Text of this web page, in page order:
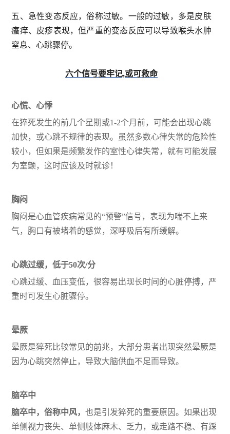
五、急性变态反应，俗称过敏。一般的过敏，多是皮肤
瘙痒、皮疹表现，但严重的变态反应可以导致喉头水肿
窒息、心跳骤停。
六个信号要牢记,或可救命
心慌、心悸
在猝死发生的前几个星期或1-2个月前，可能会出现心跳
加快，或心跳不规律的表现。虽然多数心律失常的危险性
较小，但如果是频繁发作的室性心律失常，就有可能发展
为室颤，这时应该及时就诊！
胸闷
胸闷是心血管疾病常见的“预警”信号，表现为喘不上来
气，胸口有被堵着的感觉，深呼吸后有所缓解。
心跳过缓，低于50次/分
心跳过缓、血压变低，很容易出现长时间的心脏停搏，严
重时可发生心脏骤停。
晕厥
晕厥是猝死比较常见的前兆，大部分患者出现突然晕厥是
因为心跳突然停止，导致大脑供血不足而导致。
脑卒中
脑卒中，俗称中风，也是引发猝死的重要原因。如果出现
单侧视力丧失、单侧肢体麻木、乏力，或走路不稳、有踩